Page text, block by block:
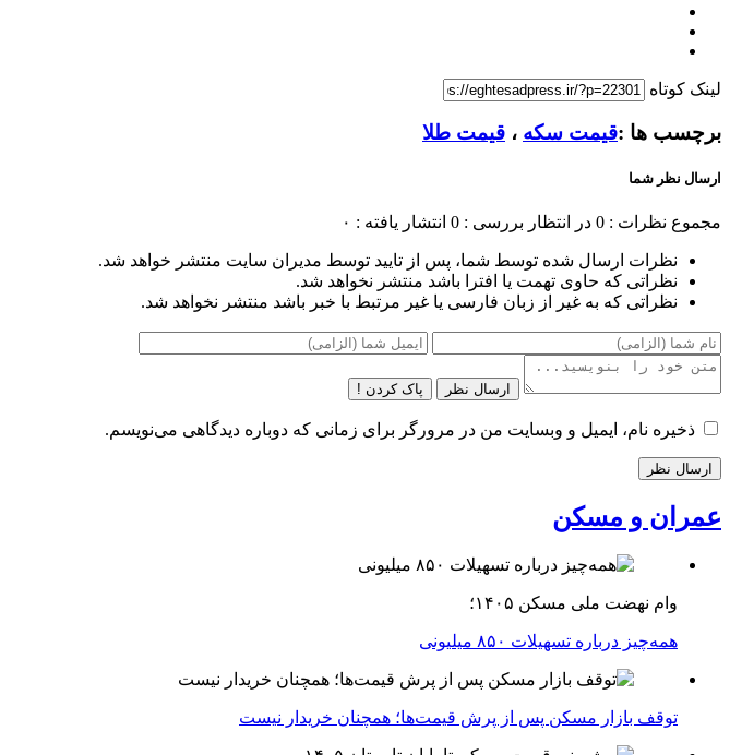
لینک کوتاه
برچسب ها :قیمت سکه ، قیمت طلا
ارسال نظر شما
مجموع نظرات : 0 در انتظار بررسی : 0 انتشار یافته : ۰
نظرات ارسال شده توسط شما، پس از تایید توسط مدیران سایت منتشر خواهد شد.
نظراتی که حاوی تهمت یا افترا باشد منتشر نخواهد شد.
نظراتی که به غیر از زبان فارسی یا غیر مرتبط با خبر باشد منتشر نخواهد شد.
ارسال نظر پاک کردن !
ذخیره نام، ایمیل و وبسایت من در مرورگر برای زمانی که دوباره دیدگاهی می‌نویسم.
عمران و مسکن
وام نهضت ملی مسکن ۱۴۰۵؛
همه‌چیز درباره تسهیلات ۸۵۰ میلیونی
توقف بازار مسکن پس از پرش قیمت‌ها؛ همچنان خریدار نیست